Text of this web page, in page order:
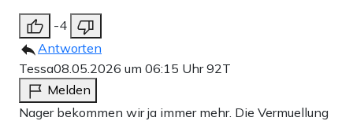
-4
Antworten
Tessa08.05.2026 um 06:15 Uhr92T
Melden
Nager bekommen wir ja immer mehr. Die Vermuellung